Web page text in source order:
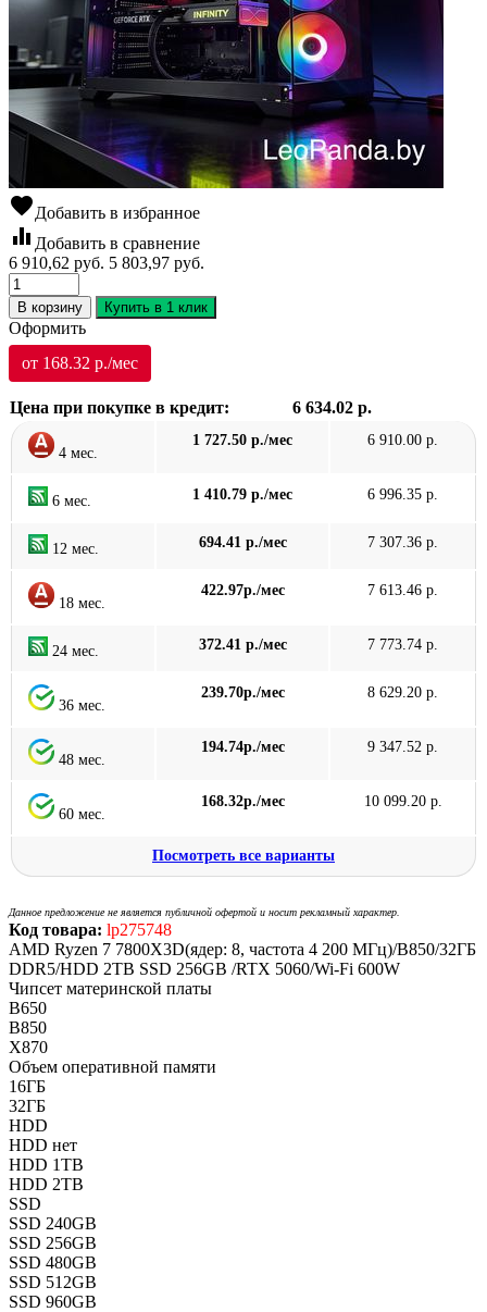
favoriteДобавить в избранное
equalizer Добавить в сравнение
6 910,62 руб. 5 803,97 руб.
В корзину Купить в 1 клик
Оформить
от 168.32 р./мес
Цена при покупке в кредит: 6 634.02 р.
4 мес.
1 727.50 р./мес 6 910.00 р.
6 мес. 1 410.79 р./мес 6 996.35 р.
12 мес. 694.41 р./мес 7 307.36 р.
18 мес.
422.97р./мес 7 613.46 р.
24 мес. 372.41 р./мес 7 773.74 р.
36 мес.
239.70р./мес 8 629.20 р.
48 мес.
194.74р./мес 9 347.52 р.
60 мес.
168.32р./мес 10 099.20 р.
Посмотреть все варианты
Данное предложение не является публичной офертой и носит рекламный характер.
Код товара: lp275748
AMD Ryzen 7 7800X3D(ядер: 8, частота 4 200 МГц)/B850/32ГБ
DDR5/HDD 2TB SSD 256GB /RTX 5060/Wi-Fi 600W
Чипсет материнской платы
B650
B850
X870
Объем оперативной памяти
16ГБ
32ГБ
HDD
HDD нет
HDD 1TB
HDD 2TB
SSD
SSD 240GB
SSD 256GB
SSD 480GB
SSD 512GB
SSD 960GB